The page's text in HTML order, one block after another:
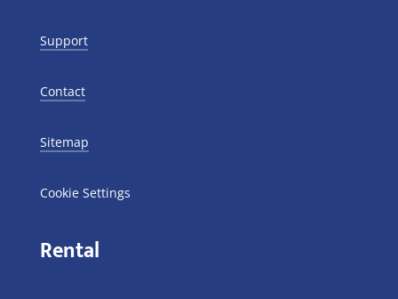
Support
Contact
Sitemap
Cookie Settings
Rental